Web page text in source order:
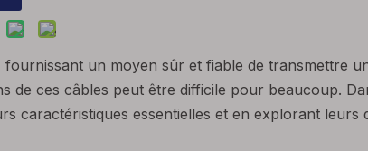
un moyen sûr et fiable de transmettre
de ces câbles peut être difficile pour beaucoup.
caractéristiques essentielles et en explorant leurs